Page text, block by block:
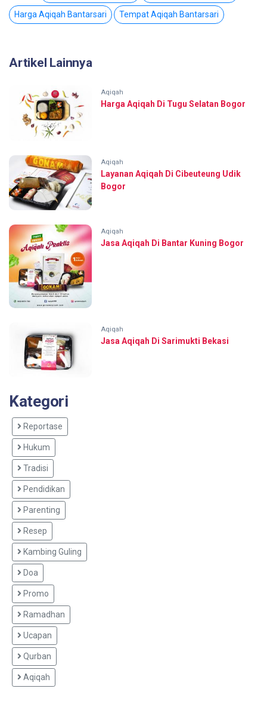
Harga Aqiqah Bantarsari Tempat Aqiqah Bantarsari
Artikel Lainnya
Aqiqah
Harga Aqiqah Di Tugu Selatan Bogor
Aqiqah
Layanan Aqiqah Di Cibeuteung Udik
Bogor
Aqiqah
Jasa Aqiqah Di Bantar Kuning Bogor
Aqiqah
Jasa Aqiqah Di Sarimukti Bekasi
Kategori
Reportase
Hukum
Tradisi
Pendidikan
Parenting
Resep
Kambing Guling
Doa
Promo
Ramadhan
Ucapan
Qurban
Aqiqah